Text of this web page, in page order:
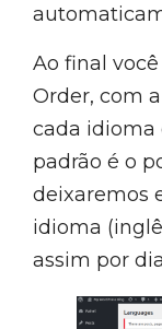
Ao final
Order, com
cada idioma
padrão é o
deixaremos
idioma
assim por